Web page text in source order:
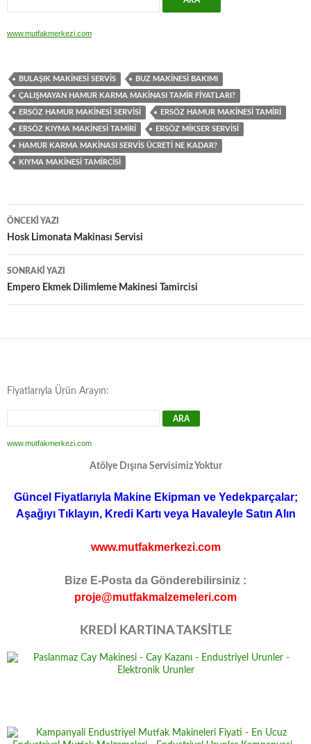
www.mutfakmerkezi.com
BULAŞIK MAKINESI SERVIS BUZ MAKINESI BAKIMI
ÇALIŞMAYAN HAMUR KARMA MAKINASI TAMIR FIYATLARI?
ERSÖZ HAMUR MAKINESI SERVISI ERSÖZ HAMUR MAKINESI TAMIRI
ERSÖZ KIYMA MAKINESI TAMIRI ERSÖZ MIKSER SERVISI
HAMUR KARMA MAKINASI SERVIS ÜCRETI NE KADAR?
KIYMA MAKINESI TAMIRCISI
Yazı
dolaşımı
ÖNCEKI YAZI
Hosk Limonata Makinası Servisi
SONRAKI YAZI
Empero Ekmek Dilimleme Makinesi Tamircisi
Fiyatlarıyla Ürün Arayın:
www.mutfakmerkezi.com
Atölye Dışına Servisimiz Yoktur
Güncel Fiyatlarıyla Makine Ekipman ve Yedekparçalar;
Aşağıyı Tıklayın, Kredi Kartı veya Havaleyle Satın Alın
www.mutfakmerkezi.com
Bize E-Posta da Gönderebilirsiniz :
proje@mutfakmalzemeleri.com
KREDİ KARTINA TAKSİTLE